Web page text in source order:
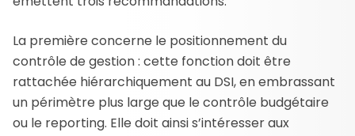
La première concerne le positionnement du
contrôle de gestion : cette fonction doit être
rattachée hiérarchiquement au DSI, en embrassant
un périmètre plus large que le contrôle budgétaire
ou le reporting. Elle doit ainsi s’intéresser aux